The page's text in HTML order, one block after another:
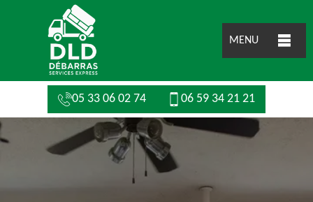
MENU
05 33 06 02 74 06 59 34 21 21